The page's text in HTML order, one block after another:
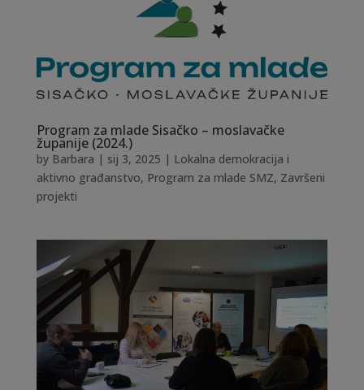
Program za mlade Sisačko – moslavačke
županije (2024.)
by Barbara | sij 3, 2025 | Lokalna demokracija i
aktivno građanstvo, Program za mlade SMZ, Završeni
projekti